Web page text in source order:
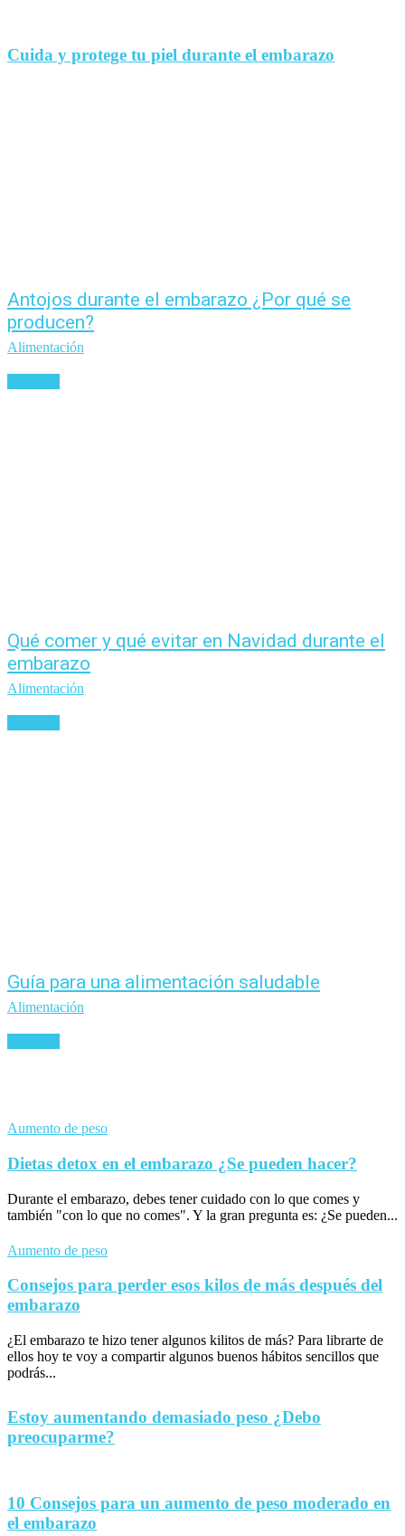
Cuida y protege tu piel durante el embarazo
Antojos durante el embarazo ¿Por qué se
producen?
Alimentación
Qué comer y qué evitar en Navidad durante el
embarazo
Alimentación
Guía para una alimentación saludable
Alimentación
Aumento de peso
Dietas detox en el embarazo ¿Se pueden hacer?
Durante el embarazo, debes tener cuidado con lo que comes y
también "con lo que no comes". Y la gran pregunta es: ¿Se pueden...
Aumento de peso
Consejos para perder esos kilos de más después del
embarazo
¿El embarazo te hizo tener algunos kilitos de más? Para librarte de
ellos hoy te voy a compartir algunos buenos hábitos sencillos que
podrás...
Estoy aumentando demasiado peso ¿Debo
preocuparme?
10 Consejos para un aumento de peso moderado en
el embarazo